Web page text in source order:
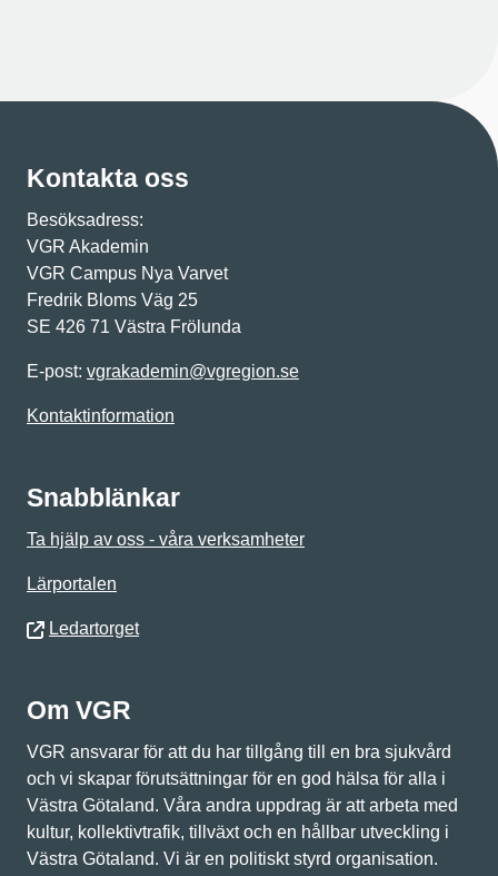
Kontakta oss
Besöksadress:
VGR Akademin
VGR Campus Nya Varvet
Fredrik Bloms Väg 25
SE 426 71 Västra Frölunda
E-post: vgrakademin@vgregion.se
Kontaktinformation
Snabblänkar
Ta hjälp av oss - våra verksamheter
Lärportalen
Ledartorget
Om VGR
VGR ansvarar för att du har tillgång till en bra sjukvård
och vi skapar förutsättningar för en god hälsa för alla i
Västra Götaland. Våra andra uppdrag är att arbeta med
kultur, kollektivtrafik, tillväxt och en hållbar utveckling i
Västra Götaland. Vi är en politiskt styrd organisation.